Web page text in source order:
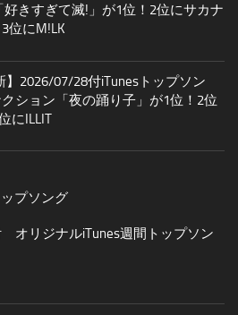
好きすぎて滅!」が1位！2位にサカナ
位にM!LK
】2026/07/28付iTunesトップソン
ション「夜の踊り子」が1位！2位
にILLIT
プソング
オリジナルiTunes週間トップソン